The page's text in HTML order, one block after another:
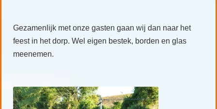
Gezamenlijk met onze gasten gaan wij dan naar het
feest in het dorp. Wel eigen bestek, borden en glas
meenemen.